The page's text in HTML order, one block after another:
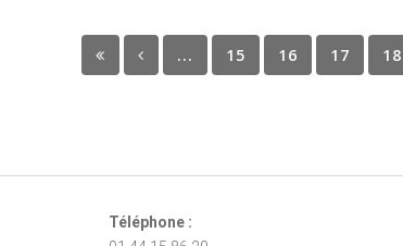
... 15 16 17 18
Téléphone :